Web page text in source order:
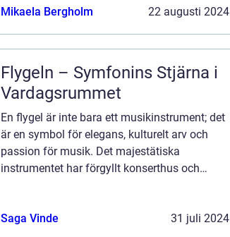
Mikaela Bergholm
22 augusti 2024
Flygeln – Symfonins Stjärna i
Vardagsrummet
En flygel är inte bara ett musikinstrument; det
är en symbol för elegans, kulturelt arv och
passion för musik. Det majestätiska
instrumentet har förgyllt konserthus och
Saga Vinde 31 juli 2024